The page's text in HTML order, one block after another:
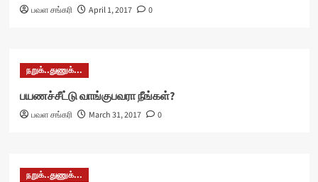
பவள சங்கரி April 1, 2017 0
நறுக்..துணுக்...
பயணச்சீட்டு வாங்குபவரா நீங்கள்?
பவள சங்கரி March 31, 2017 0
நறுக்..துணுக்...